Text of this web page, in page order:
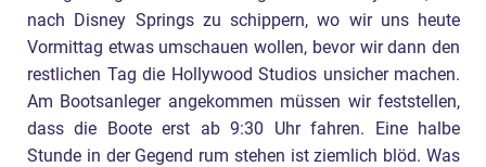
nach Disney Springs zu schippern, wo wir uns heute
Vormittag etwas umschauen wollen, bevor wir dann den
restlichen Tag die Hollywood Studios unsicher machen.
Am Bootsanleger angekommen müssen wir feststellen,
dass die Boote erst ab 9:30 Uhr fahren. Eine halbe
Stunde in der Gegend rum stehen ist ziemlich blöd. Was